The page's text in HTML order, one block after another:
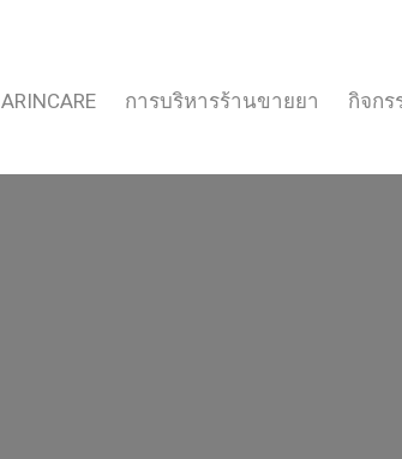
ARINCARE การบริหารร้านขายยา กิจกร